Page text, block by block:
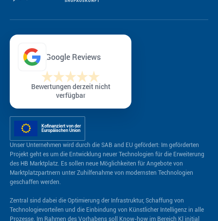
Google Reviews
Bewertungen derzeit nicht
verfügbar
Kofinanziert von der
Europäischen Union
Unser Unternehmen wird durch die SAB and EU gefördert: Im geförderten
Projekt geht es um die Entwicklung neuer Technologien für die Erweiterung
des HB Marktplatz. Es sollen neue Möglichkeiten für Angebote von
Marktplatzpartnern unter Zuhilfenahme von modernsten Technologien
geschaffen werden.
Zentral sind dabei die Optimierung der Infrastruktur, Schaffung von
Technologievorteilen und die Einbindung von Künstlicher Intelligenz in alle
Prozesse. Im Rahmen des Vorhabens soll Know-how im Bereich Kl initial